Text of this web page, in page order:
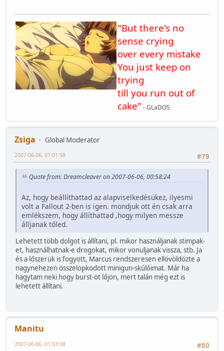
"But there's no
sense crying
over every mistake
You just keep on
trying
till you run out of
cake" - GLaDOS
Zsiga
Global Moderator
#79
2007-06-06, 01:01:58
Quote from: Dreamcleaver on 2007-06-06, 00:58:24
Az, hogy beállíthattad az alapviselkedésükez, ilyesmi
volt a Fallout 2-ben is igen. mondjuk ott én csak arra
emlékszem, hogy állíthattad ,hogy milyen messze
álljanak tőled.
Lehetett több dolgot is állítani, pl. mikor használjanak stimpak-
et, használhatnak-e drogokat, mikor vonuljanak vissza, stb. Ja
és a lőszerük is fogyott, Marcus rendszeresen ellövöldözte a
nagynehezen összelopkodott minigun-skúlóimat. Már ha
hagytam neki hogy burst-öt lőjön, mert talán még ezt is
lehetett állítani.
Manitu
#80
2007-06-06, 01:03:08